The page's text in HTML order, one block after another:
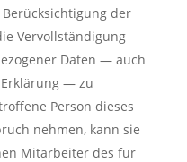
der
Vervollständigung
Daten — auch
— zu
Person dieses
nehmen, kann sie
Mitarbeiter des für